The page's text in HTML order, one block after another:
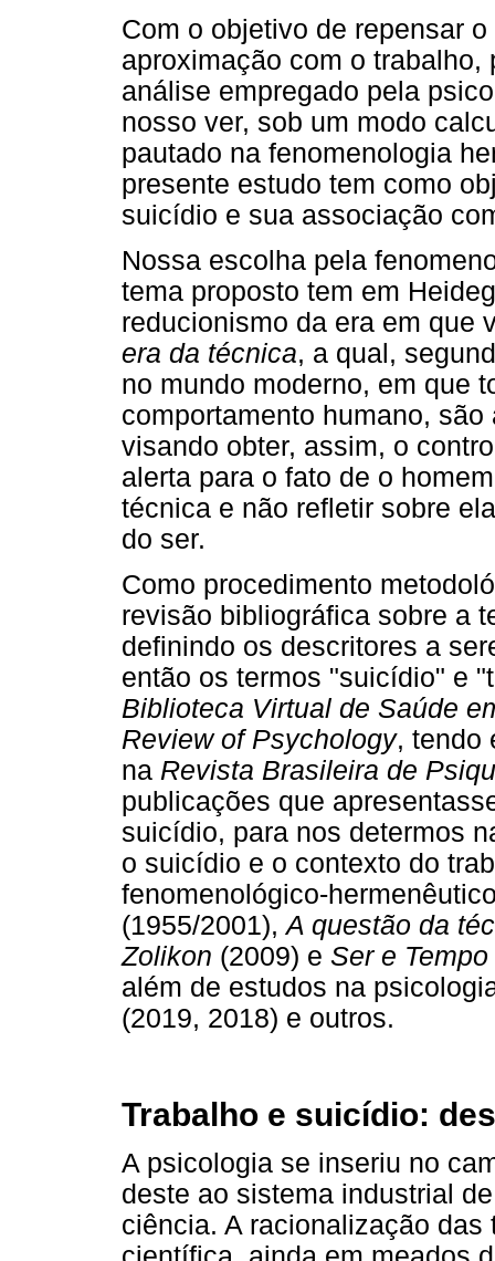
Com o objetivo de repensar
aproximação com o
análise empregado pela
nosso ver, sob um modo
pautado na fenomenologia
presente estudo tem como
suicídio e sua associação
Nossa escolha pela
tema proposto tem em
reducionismo da era em que
era da técnica, a qual,
no mundo moderno, em que
comportamento humano,
visando obter, assim, o
alerta para o fato de o
técnica e não refletir sobre
do ser.
Como procedimento
revisão bibliográfica sobre a
definindo os descritores a
então os termos "suicídio" e
Biblioteca Virtual de Saúde
Review of Psychology, tendo
na Revista Brasileira de
publicações que
suicídio, para nos determos
o suicídio e o contexto do
fenomenológico-
(1955/2001),A questão da
Zolikon (2009) e Ser e Tempo
além de estudos na
(2019, 2018) e outros.
Trabalho e suicídio:
A psicologia se inseriu no
deste ao sistema industrial
ciência. A racionalização